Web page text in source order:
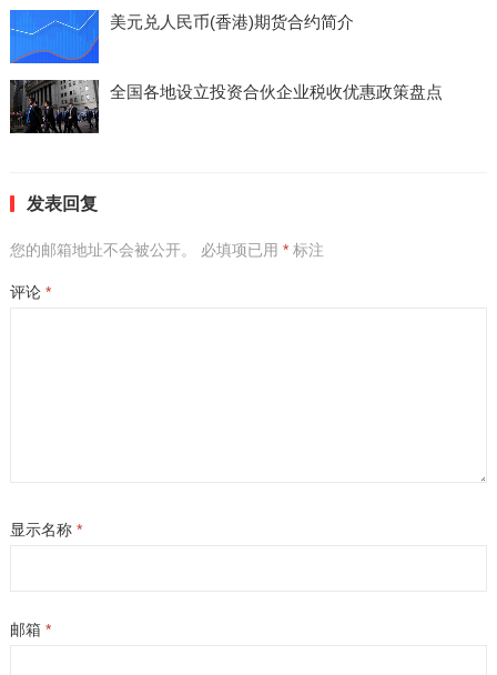
美元兑人民币(香港)期货合约简介
全国各地设立投资合伙企业税收优惠政策盘点
发表回复
您的邮箱地址不会被公开。 必填项已用 *标注
评论 *
显示名称 *
邮箱 *